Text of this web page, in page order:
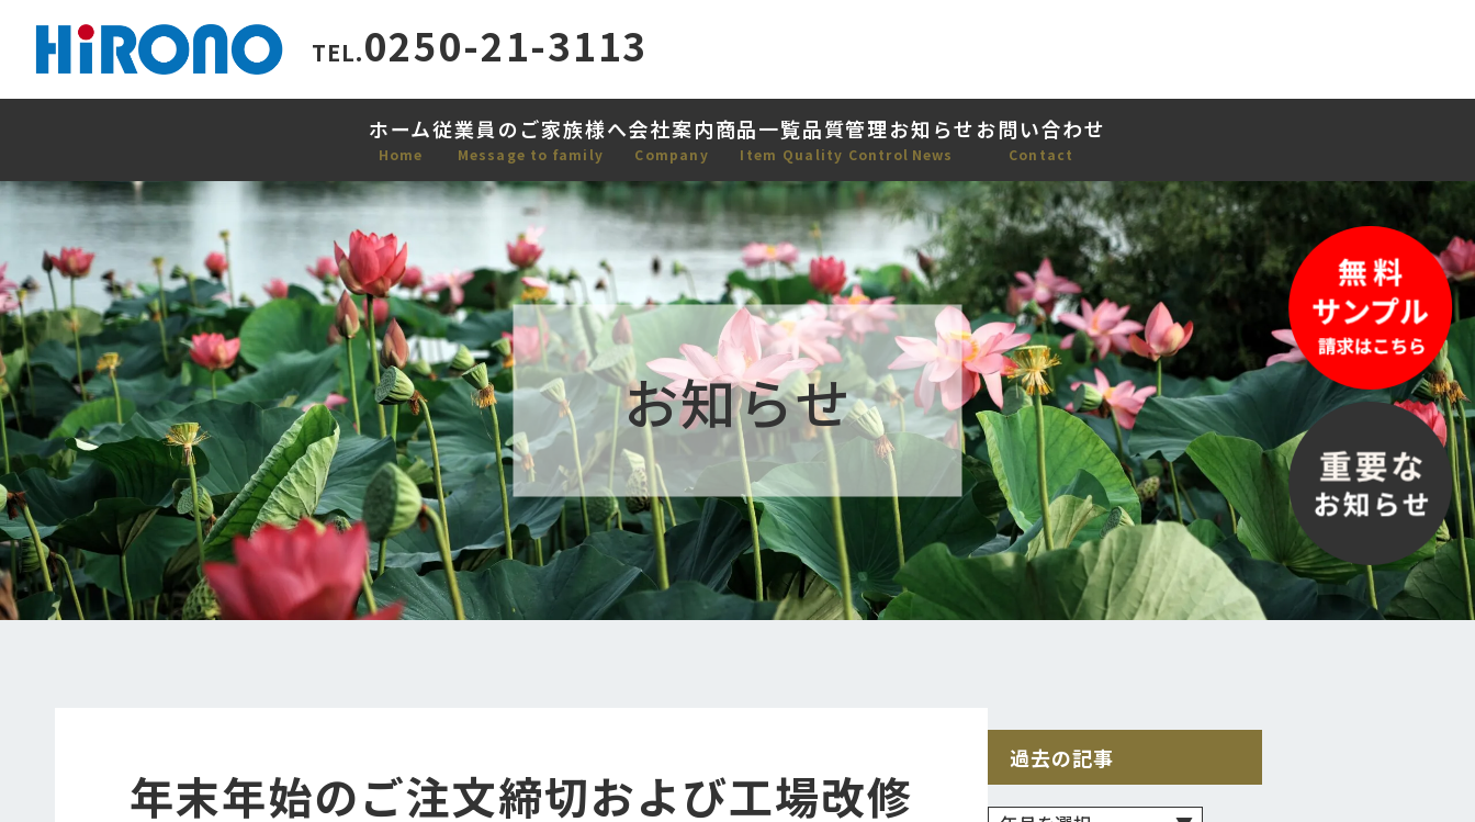
TEL.0250-21-3113
ホーム
Home
従業員のご家族様へ
Message to family
会社案内
Company
商品一覧
Item
品質管理
Quality Control
お知らせ
News
お問い合わせ
Contact
お知らせ
年末年始のご注文締切および工場改修
過去の記事